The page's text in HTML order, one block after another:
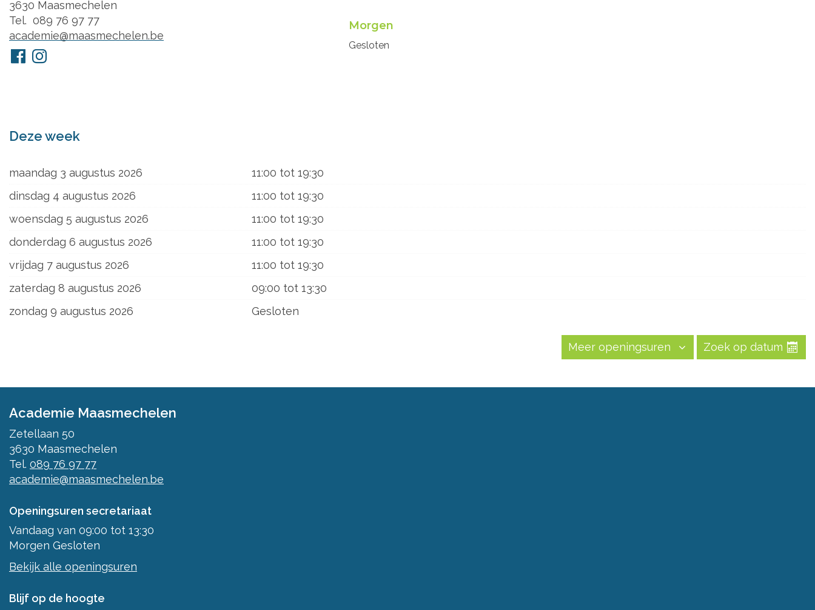
3630 Maasmechelen
Tel.
089 76 97 77
E-
mail
academie@maasmechelen.be
Volg
ons
FacebookInstagram
Morgen
Gesloten
Deze week
maandag 3 augustus 2026 11:00 tot 19:30
dinsdag 4 augustus 2026
11:00 tot 19:30
woensdag 5 augustus 2026
11:00 tot 19:30
donderdag 6 augustus 2026
11:00 tot 19:30
vrijdag 7 augustus 2026
11:00 tot 19:30
zaterdag 8 augustus 2026
09:00 tot 13:30
zondag 9 augustus 2026
Gesloten
Meer openingsuren Zoek op datum
Academie Maasmechelen
Zetellaan 50
3630 Maasmechelen
Tel. 089 76 97 77
academie@maasmechelen.be
Openingsuren secretariaat
Vandaag van 09:00 tot 13:30
Morgen Gesloten
Bekijk alle openingsuren
Blijf op de hoogte